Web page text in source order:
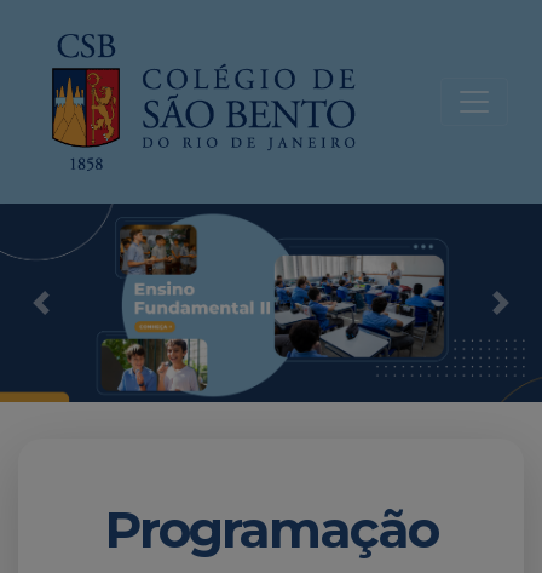
Previous
Programação